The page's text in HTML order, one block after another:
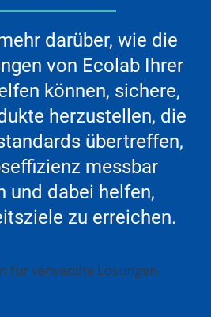
darüber, wie die
von Ecolab Ihrer
können, sichere,
herzustellen, die
übertreffen,
messbar
und dabei helfen,
zu erreichen.
für verwandte Lösungen